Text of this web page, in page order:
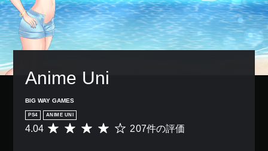
Anime Uni
BIG WAY GAMES
PS4 ANIME UNI
評
4.04 207件の評価